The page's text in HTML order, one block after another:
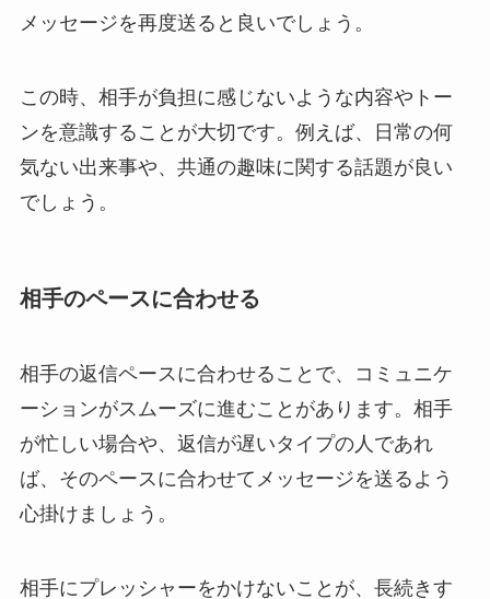
メッセージを再度送ると良いでしょう。
この時、相手が負担に感じないような内容やトー
ンを意識することが大切です。例えば、日常の何
気ない出来事や、共通の趣味に関する話題が良い
でしょう。
相手のペースに合わせる
相手の返信ペースに合わせることで、コミュニケ
ーションがスムーズに進むことがあります。相手
が忙しい場合や、返信が遅いタイプの人であれ
ば、そのペースに合わせてメッセージを送るよう
心掛けましょう。
相手にプレッシャーをかけないことが、長続きす